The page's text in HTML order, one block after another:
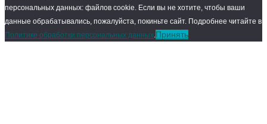
персональных данных: файлов cookie. Если вы не хотите, чтобы ваши
данные обрабатывались, пожалуйста, покиньте сайт. Подробнее читайте в
Политике обработки персональных данных Принять